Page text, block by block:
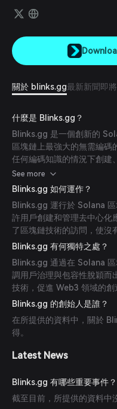
Español (Argentina)
關於 blinks.gg最新新聞 即
什麼是 Blinks.gg？
Blinks.gg 是一個創新的
區塊鏈上最強大的無需編碼
任何編碼知識的情況下創建
NFT。作為一個社群擁有的
包容性，讓參與者能夠塑造
促進創造力和可及性。
See more
Blinks.gg 如何運作？
Blinks.gg 運行於 Solana
許用戶創建和管理去中心化
了區塊鏈技術的訪問，使沒
Blinks.gg 有何獨特之處？
Blinks.gg 通過在 Solana
調用戶治理與包容性脫穎而
技術，促進 Web3 領域的創
Blinks.gg 的創始人是誰？
在所提供的資料中，關於
得。
Latest News
Blinks.gg 有哪些重要事件？
截至目前，所提供的資料中